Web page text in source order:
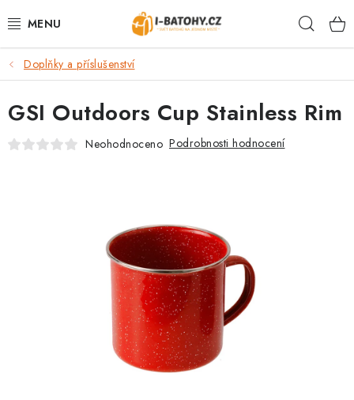
na
VÝPRODEJ %
BATOHY
TAŠKY, KABELKY
DOPLŇKY A PŘÍSLUŠENSTVÍ
Doplňky a příslušenství
GSI Outdoors Cup Stainless Rim
Neohodnoceno Podrobnosti hodnocení